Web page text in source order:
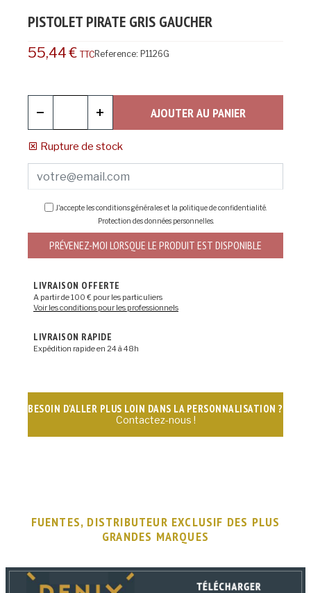
PISTOLET PIRATE GRIS GAUCHER
55,44 € TTCReference: P1126G
AJOUTER AU PANIER
Rupture de stock
J'accepte les conditions générales et la politique de confidentialité.
Protection des données personnelles.
PRÉVENEZ-MOI LORSQUE LE PRODUIT EST DISPONIBLE
LIVRAISON OFFERTE
A partir de 100 € pour les particuliers
Voir les conditions pour les professionnels
LIVRAISON RAPIDE
Expédition rapide en 24 à 48h
BESOIN D'ALLER PLUS LOIN DANS LA PERSONNALISATION ?
Contactez-nous !
FUENTES, DISTRIBUTEUR EXCLUSIF DES PLUS
GRANDES MARQUES